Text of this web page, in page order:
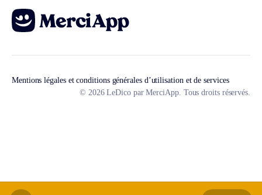
Mentions légales et conditions générales d’utilisation et de services
© 2026 LeDico par MerciApp. Tous droits réservés.